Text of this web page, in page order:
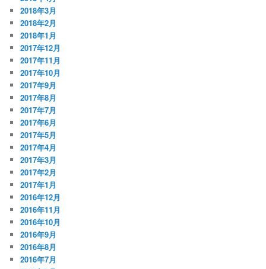
2018年3月
2018年2月
2018年1月
2017年12月
2017年11月
2017年10月
2017年9月
2017年8月
2017年7月
2017年6月
2017年5月
2017年4月
2017年3月
2017年2月
2017年1月
2016年12月
2016年11月
2016年10月
2016年9月
2016年8月
2016年7月